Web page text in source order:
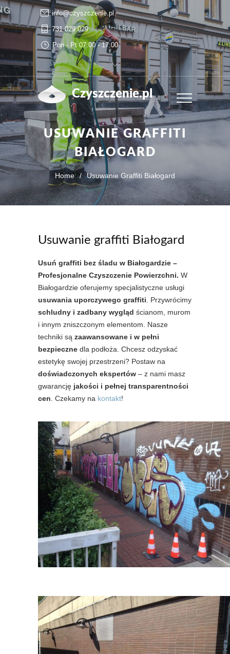
info@czyszczenie.pl
731 029 029
Pon - Pt 07:00 - 17:00
Czyszczenie.pl
USUWANIE GRAFFITI
BIAŁOGARD
Home / Usuwanie Graffiti Białogard
Usuwanie graffiti Białogard
Usuń graffiti bez śladu w Białogardzie –
Profesjonalne Czyszczenie Powierzchni. W
Białogardzie oferujemy specjalistyczne usługi
usuwania uporczywego graffiti . Przywrócimy
schludny i zadbany wygląd ścianom, murom
i innym zniszczonym elementom. Nasze
techniki są zaawansowane i w pełni
bezpieczne dla podłoża. Chcesz odzyskać
estetykę swojej przestrzeni? Postaw na
doświadczonych ekspertów – z nami masz
gwarancję jakości i pełnej transparentności
cen . Czekamy na kontakt!